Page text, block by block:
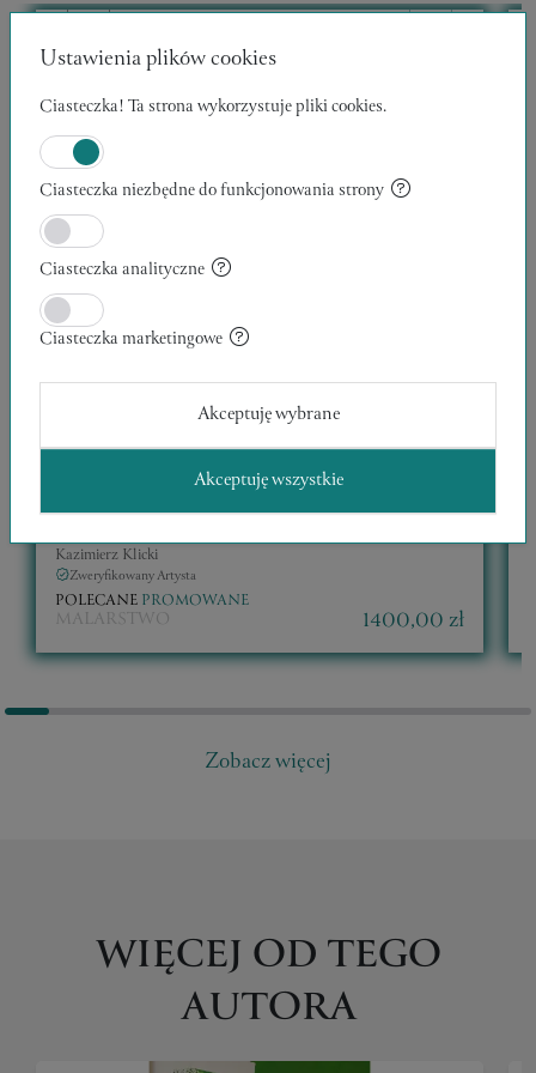
30 x 40 x 1 cm
Kazimierz Klicki
Zweryfikowany Artysta
POLECANE PROMOWANE
MALARSTWO 1400,00 zł
Zobacz więcej
WIĘCEJ OD TEGO
AUTORA
Ustawienia plików cookies
Ciasteczka! Ta strona wykorzystuje pliki cookies.
Ciasteczka niezbędne do funkcjonowania strony
Ciasteczka analityczne
Ciasteczka marketingowe
Akceptuję wybrane
Akceptuję wszystkie